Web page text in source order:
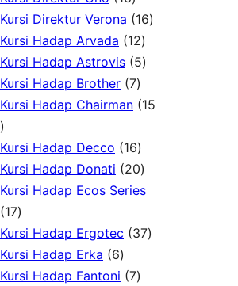
o
d
u
k
r
k
P
r
o
d
u
6
P
r
o
d
k
Kursi Direktur Verona 161
o
Kursi Hadap Arvada 121
2
r
u
k
Kursi Hadap Astrovis 55
r
u
k
Kursi Hadap Brother 77
P
o
d
u
Kursi Hadap Chairman 15
1
5
P
r
o
d
u
k
Kursi Hadap Decco 161
6
P
o
u
Kursi Hadap Donati 202
0
r
Kursi Hadap Ecos Series
171
7
P
r
Kursi Hadap Ergotec 373
Kursi Hadap Erka 66
P
Kursi Hadap Fantoni 77